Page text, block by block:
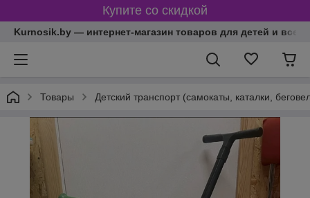
Купите со скидкой
Kurnosik.by — интернет-магазин товаров для детей и всей
Товары Детский транспорт (самокаты, каталки,